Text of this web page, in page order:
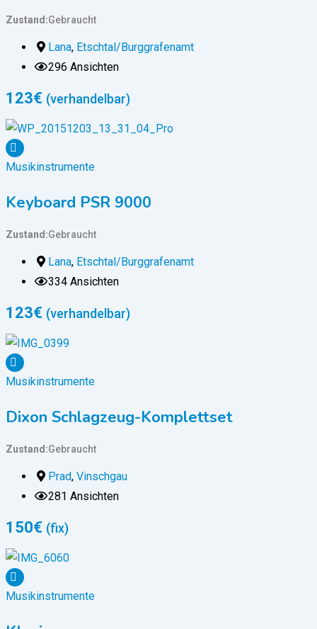
Zustand Gebraucht
Lana, Etschtal/Burggrafenamt
296 Ansichten
123€ (verhandelbar)
Musikinstrumente
Keyboard PSR 9000
Zustand Gebraucht
Lana, Etschtal/Burggrafenamt
334 Ansichten
123€ (verhandelbar)
Musikinstrumente
Dixon Schlagzeug-Komplettset
Zustand Gebraucht
Prad, Vinschgau
281 Ansichten
150€ (fix)
Musikinstrumente